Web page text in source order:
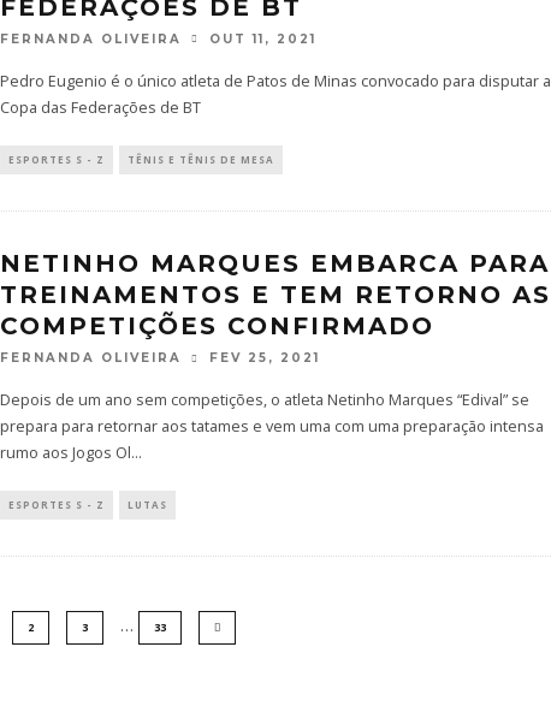
FEDERAÇÕES DE BT
FERNANDA OLIVEIRA OUT 11, 2021
Pedro Eugenio é o único atleta de Patos de Minas convocado para disputar a
Copa das Federações de BT
ESPORTES S - Z TÊNIS E TÊNIS DE MESA
NETINHO MARQUES EMBARCA PARA
TREINAMENTOS E TEM RETORNO AS
COMPETIÇÕES CONFIRMADO
FERNANDA OLIVEIRA FEV 25, 2021
Depois de um ano sem competições, o atleta Netinho Marques “Edival” se
prepara para retornar aos tatames e vem uma com uma preparação intensa
rumo aos Jogos Ol...
ESPORTES S - Z LUTAS
2 3 … 33